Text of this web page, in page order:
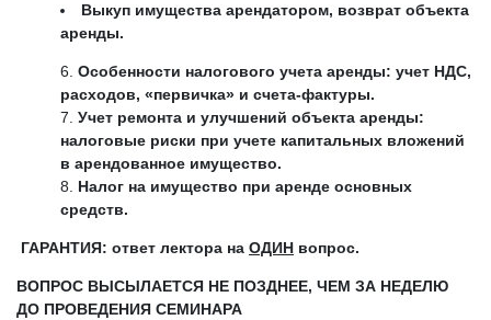
Выкуп имущества арендатором, возврат объекта
аренды.
Особенности налогового учета аренды: учет НДС,
расходов, «первичка» и счета-фактуры.
Учет ремонта и улучшений объекта аренды:
налоговые риски при учете капитальных вложений
в арендованное имущество.
Налог на имущество при аренде основных
средств.
ГАРАНТИЯ: ответ лектора на ОДИН вопрос.
ВОПРОС ВЫСЫЛАЕТСЯ НЕ ПОЗДНЕЕ, ЧЕМ ЗА НЕДЕЛЮ
ДО ПРОВЕДЕНИЯ СЕМИНАРА